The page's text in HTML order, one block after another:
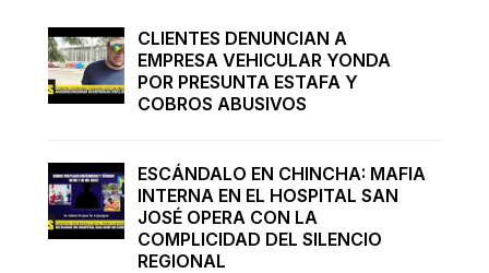
CLIENTES DENUNCIAN A
EMPRESA VEHICULAR YONDA
POR PRESUNTA ESTAFA Y
COBROS ABUSIVOS
ESCÁNDALO EN CHINCHA: MAFIA
INTERNA EN EL HOSPITAL SAN
JOSÉ OPERA CON LA
COMPLICIDAD DEL SILENCIO
REGIONAL